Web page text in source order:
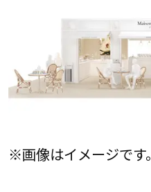
※画像はイメージです。